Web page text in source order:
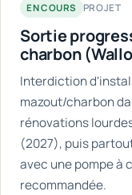
EN COURS PROJET
Sortie
charbon
Interdiction
mazout/charbon
rénovations
(2027), puis
avec une pompe à
recommandée.